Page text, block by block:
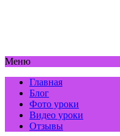
Меню
Главная
Блог
Фото уроки
Видео уроки
Отзывы